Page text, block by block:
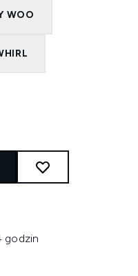
WOO
godzin